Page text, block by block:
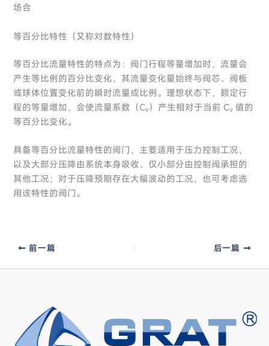
场合
等百分比特性（又称对数特性）
等百分比流量特性的特点为：阀门行程等量增加时，流量会
产生等比例的百分比变化，其流量变化量始终与阀芯、阀板
或球体位置变化前的瞬时流量成比例。理想状态下，额定行
程的等量增加，会使流量系数（Cv）产生相对于当前 Cv 值的
等百分比变化。
具备等百分比流量特性的阀门，主要适用于压力控制工况，
以及大部分压降由系统本身吸收、仅小部分由控制阀承担的
其他工况；对于压降预期存在大幅波动的工况，也可考虑选
用该特性的阀门。
前一篇 后一篇